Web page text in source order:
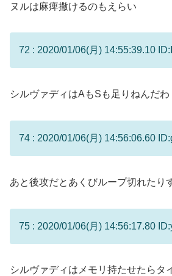
ヌルは麻痺撒けるのもえらい
72 : 2020/01/06(月) 14:55:39.10
シルヴァディはAもSも足りねんだわ
74 : 2020/01/06(月) 14:56:06.60
あと後攻だとあくびループ切れたり
75 : 2020/01/06(月) 14:56:17.80
シルヴァディはメモリ持たせたらタ